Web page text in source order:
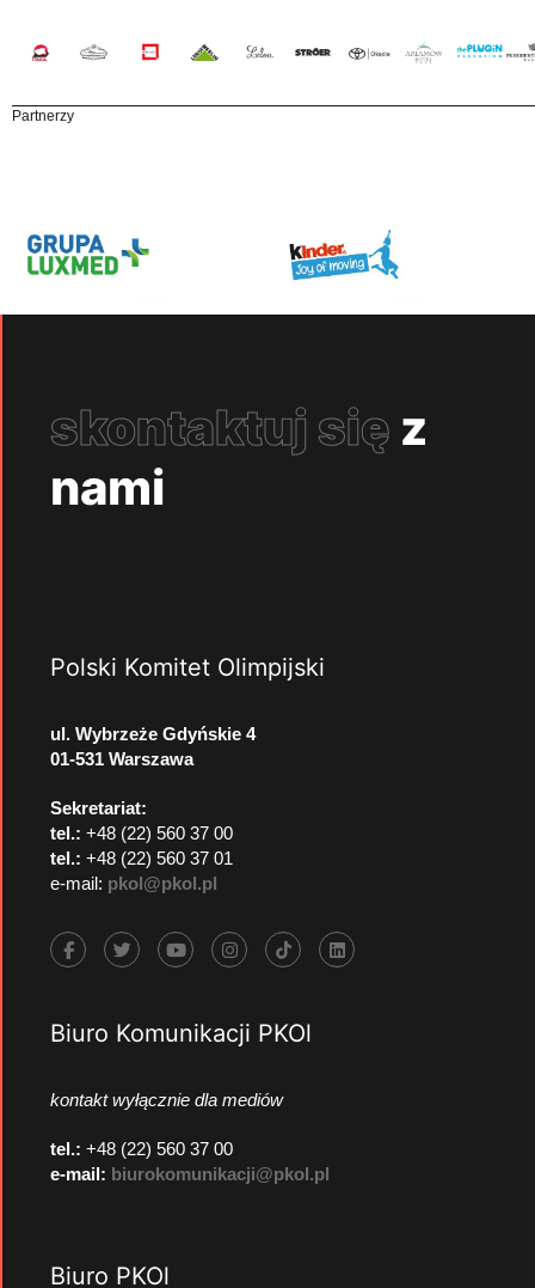
Partnerzy
skontaktuj się z
nami
Polski Komitet Olimpijski
ul. Wybrzeże Gdyńskie 4
01-531 Warszawa
Sekretariat:
tel.: +48 (22) 560 37 00
tel.: +48 (22) 560 37 01
e-mail: pkol@pkol.pl
Biuro Komunikacji PKOl
kontakt wyłącznie dla mediów
tel.: +48 (22) 560 37 00
e-mail: biurokomunikacji@pkol.pl
Biuro PKOl